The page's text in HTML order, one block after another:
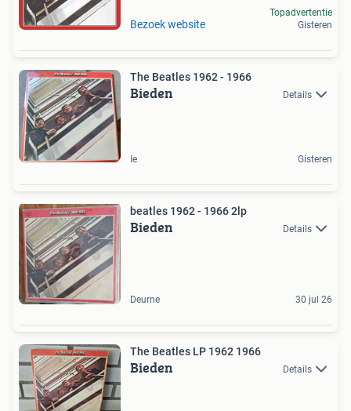
Bezoek website
Topadvertentie
Gisteren
The Beatles 1962 - 1966
Bieden Details
Ie Gisteren
beatles 1962 - 1966 2lp
Bieden Details
Deurne 30 jul 26
The Beatles LP 1962 1966
Bieden Details